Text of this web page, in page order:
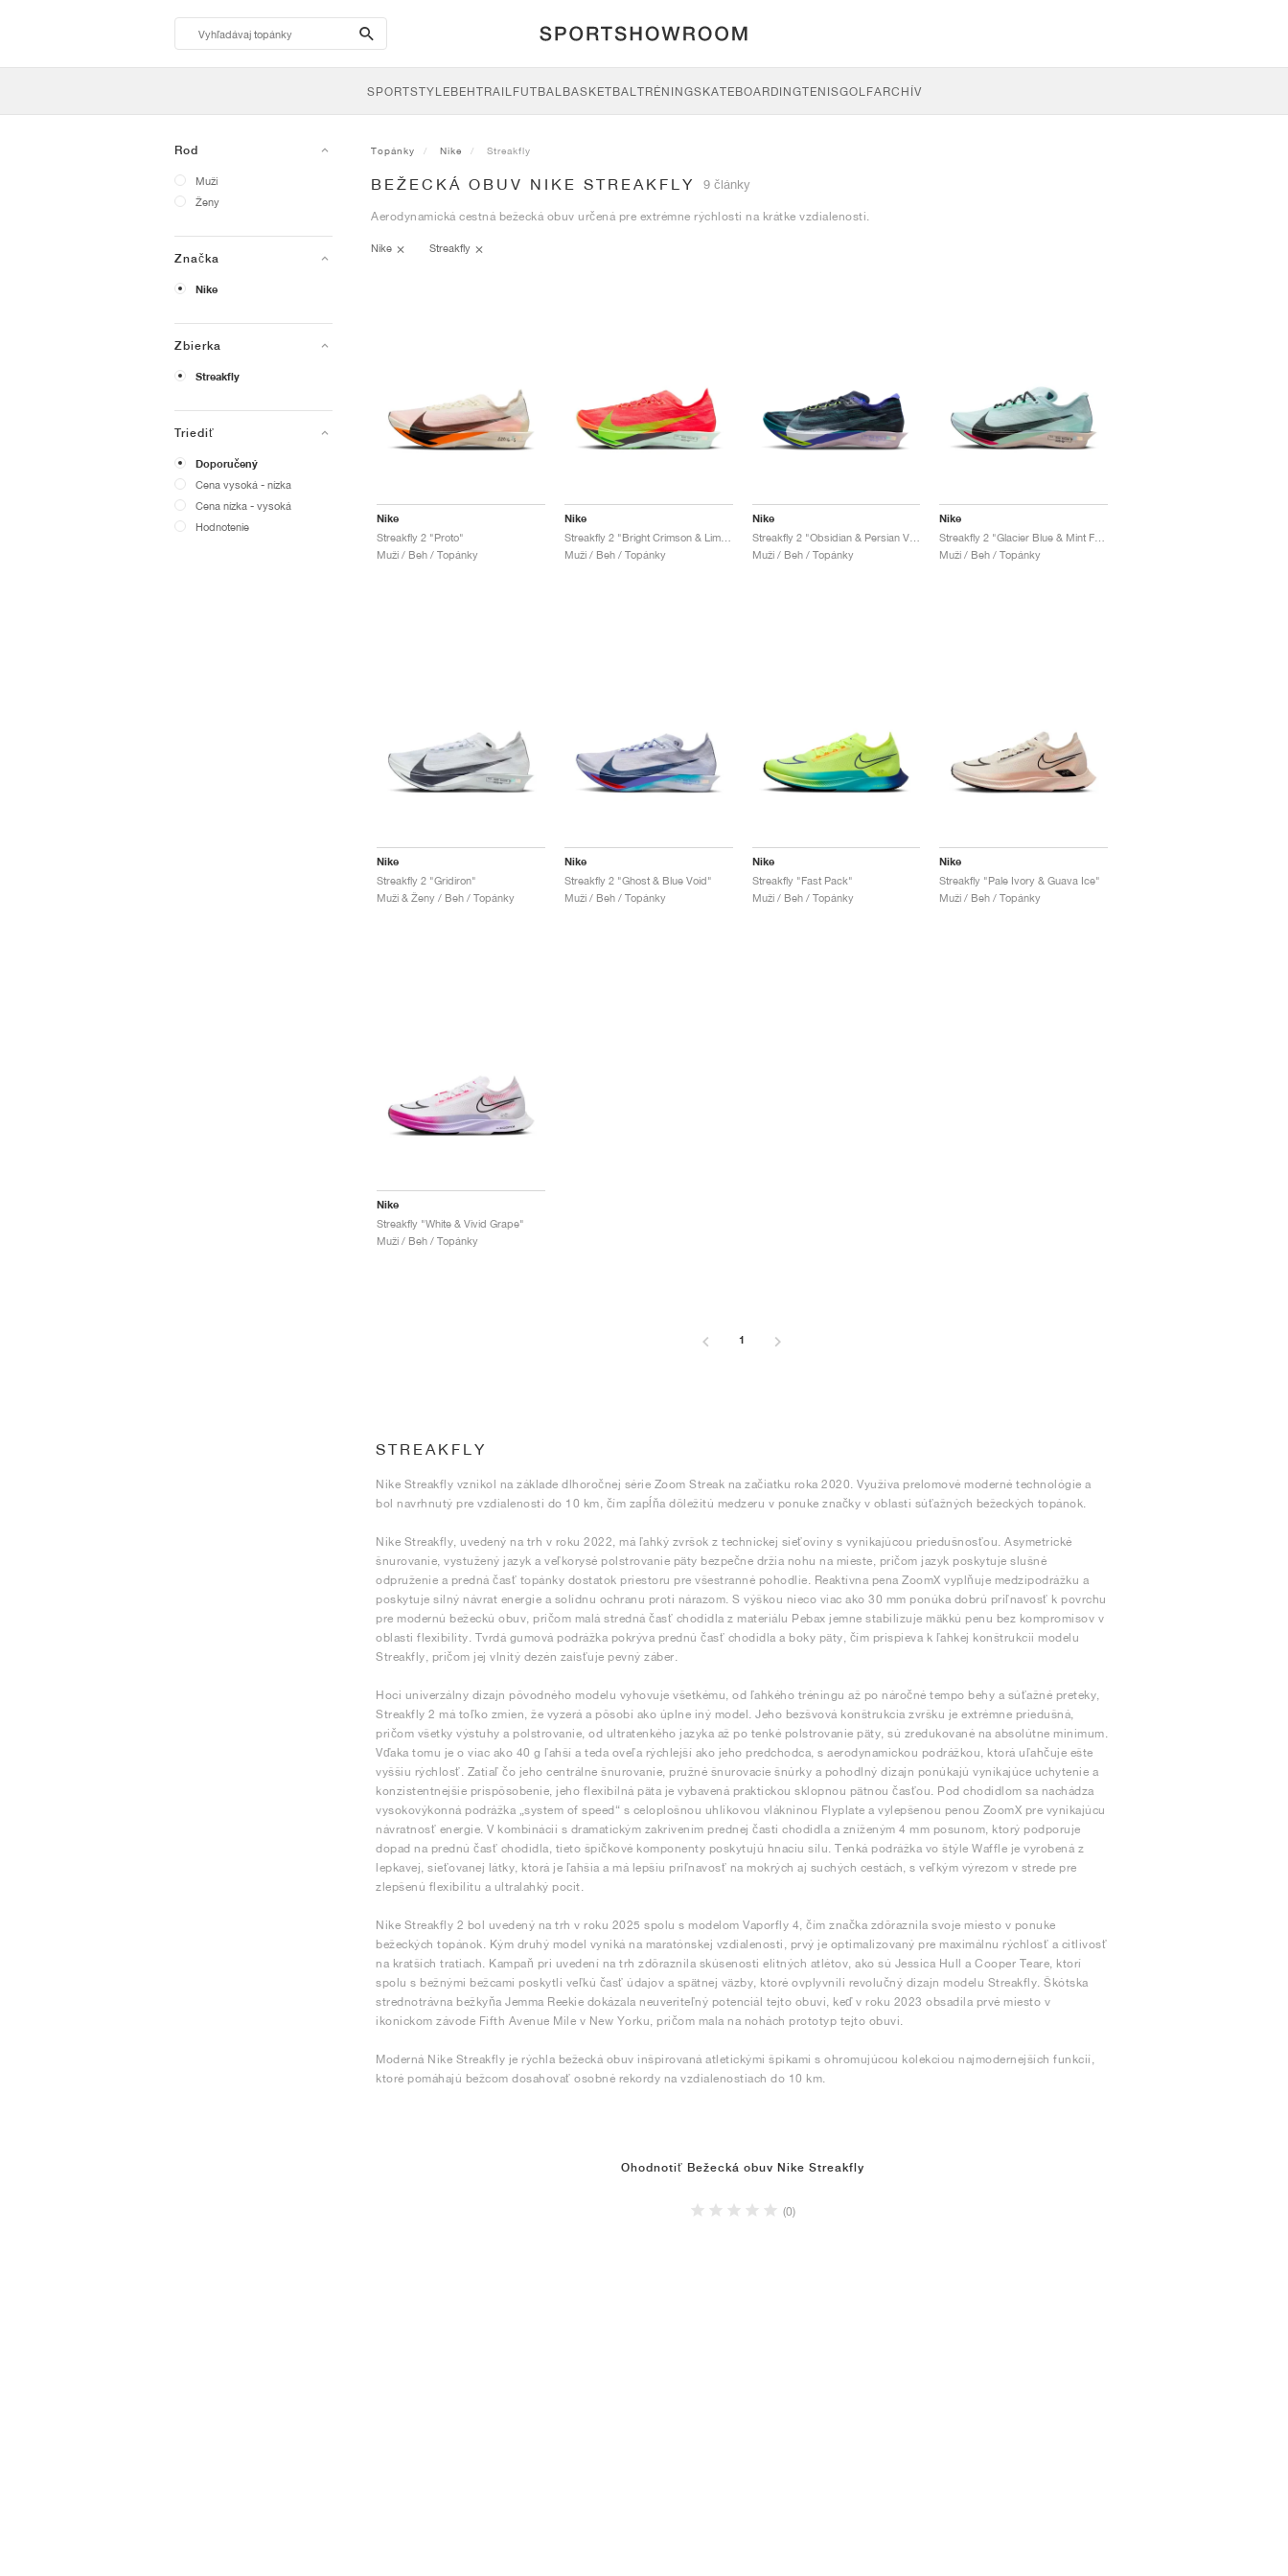
search-
btn
SPORTSTYLEBEHTRAILFUTBALBASKETBALTRÉNINGSKATEBOARDINGTENISGOLFARCHÍV
Rod
Muži
Ženy
Značka
Nike
Zbierka
Streakfly
Triediť
Doporučený
Cena vysoká - nízka
Cena nízka - vysoká
Hodnotenie
Topánky Nike Streakfly
BEŽECKÁ OBUV NIKE STREAKFLY 9 články
Aerodynamická cestná bežecká obuv určená pre extrémne rýchlosti na krátke vzdialenosti.
Nike Streakfly
Nike
Streakfly 2 "Proto"
Muži / Beh / Topánky
Nike
Streakfly 2 "Bright Crimson & Lime Blast"
Muži / Beh / Topánky
Nike
Streakfly 2 "Obsidian & Persian Violet"
Muži / Beh / Topánky
Nike
Muži / Beh / Topánky
Nike
Streakfly 2 "Gridiron"
Muži & Ženy / Beh / Topánky
Nike
Streakfly 2 "Ghost & Blue Void"
Muži / Beh / Topánky
Nike
Streakfly "Fast Pack"
Muži / Beh / Topánky
Nike
Streakfly "Pale Ivory & Guava Ice"
Muži / Beh / Topánky
Nike
Streakfly "White & Vivid Grape"
Muži / Beh / Topánky
1
STREAKFLY
Nike Streakfly vznikol na základe dlhoročnej série Zoom Streak na začiatku roka 2020. Využíva prelomové moderné technológie a
bol navrhnutý pre vzdialenosti do 10 km, čím zapĺňa dôležitú medzeru v ponuke značky v oblasti súťažných bežeckých topánok.
Nike Streakfly, uvedený na trh v roku 2022, má ľahký zvršok z technickej sieťoviny s vynikajúcou priedušnosťou. Asymetrické
šnurovanie, vystužený jazyk a veľkorysé polstrovanie päty bezpečne držia nohu na mieste, pričom jazyk poskytuje slušné
odpruženie a predná časť topánky dostatok priestoru pre všestranné pohodlie. Reaktívna pena ZoomX vyplňuje medzipodrážku a
poskytuje silný návrat energie a solídnu ochranu proti nárazom. S výškou nieco viac ako 30 mm ponúka dobrú priľnavosť k povrchu
pre modernú bežeckú obuv, pričom malá stredná časť chodidla z materiálu Pebax jemne stabilizuje mäkkú penu bez kompromisov v
oblasti flexibility. Tvrdá gumová podrážka pokrýva prednú časť chodidla a boky päty, čím prispieva k ľahkej konštrukcii modelu
Streakfly, pričom jej vlnitý dezén zaisťuje pevný záber.
Hoci univerzálny dizajn pôvodného modelu vyhovuje všetkému, od ľahkého tréningu až po náročné tempo behy a súťažné preteky,
Streakfly 2 má toľko zmien, že vyzerá a pôsobí ako úplne iný model. Jeho bezšvová konštrukcia zvršku je extrémne priedušná,
pričom všetky výstuhy a polstrovanie, od ultratenkého jazyka až po tenké polstrovanie päty, sú zredukované na absolútne minimum.
Vďaka tomu je o viac ako 40 g ľahší a teda oveľa rýchlejší ako jeho predchodca, s aerodynamickou podrážkou, ktorá uľahčuje ešte
vyššiu rýchlosť. Zatiaľ čo jeho centrálne šnurovanie, pružné šnurovacie šnúrky a pohodlný dizajn ponúkajú vynikajúce uchytenie a
konzistentnejšie prispôsobenie, jeho flexibilná päta je vybavená praktickou sklopnou pätnou časťou. Pod chodidlom sa nachádza
vysokovýkonná podrážka „system of speed“ s celoplošnou uhlíkovou vlákninou Flyplate a vylepšenou penou ZoomX pre vynikajúcu
návratnosť energie. V kombinácii s dramatickým zakrivením prednej časti chodidla a zníženým 4 mm posunom, ktorý podporuje
dopad na prednú časť chodidla, tieto špičkové komponenty poskytujú hnaciu silu. Tenká podrážka vo štýle Waffle je vyrobená z
lepkavej, sieťovanej látky, ktorá je ľahšia a má lepšiu priľnavosť na mokrých aj suchých cestách, s veľkým výrezom v strede pre
zlepšenú flexibilitu a ultralahký pocit.
Nike Streakfly 2 bol uvedený na trh v roku 2025 spolu s modelom Vaporfly 4, čím značka zdôraznila svoje miesto v ponuke
bežeckých topánok. Kým druhý model vyniká na maratónskej vzdialenosti, prvý je optimalizovaný pre maximálnu rýchlosť a citlivosť
na kratších tratiach. Kampaň pri uvedení na trh zdôraznila skúsenosti elitných atlétov, ako sú Jessica Hull a Cooper Teare, ktorí
spolu s bežnými bežcami poskytli veľkú časť údajov a spätnej väzby, ktoré ovplyvnili revolučný dizajn modelu Streakfly. Škótska
strednotrávna bežkyňa Jemma Reekie dokázala neuveriteľný potenciál tejto obuvi, keď v roku 2023 obsadila prvé miesto v
ikonickom závode Fifth Avenue Mile v New Yorku, pričom mala na nohách prototyp tejto obuvi.
Moderná Nike Streakfly je rýchla bežecká obuv inšpirovaná atletickými špikami s ohromujúcou kolekciou najmodernejších funkcií,
ktoré pomáhajú bežcom dosahovať osobné rekordy na vzdialenostiach do 10 km.
Ohodnotiť Bežecká obuv Nike Streakfly
(0)